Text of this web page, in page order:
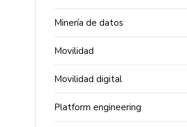
Minería de datos
Movilidad
Movilidad digital
Platform engineering